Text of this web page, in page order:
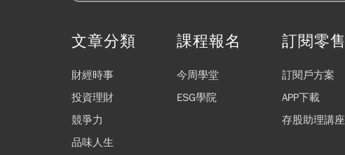
文章分類
財經時事
投資理財
競爭力
品味人生
課程報名
今周學堂
ESG學院
訂閱零售
訂閱戶方案
APP下載
存股助理講座